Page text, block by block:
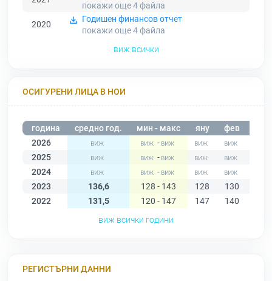
покажи още 4файла
2020
Годишен финансов отчет
покажи още 4файла
виж всички
ОСИГУРЕНИ ЛИЦА В НОИ
година средно год. мин - макс яну фев
2026
-
2025
-
2024
-
2023
136,6 128 - 143 128 130
2022
131,5 120 - 147 147 140
виж всички години
РЕГИСТЪРНИ ДАННИ